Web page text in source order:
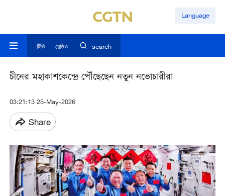
Language
টিভি রেডিও search
চীনের মহাকাশকেন্দ্রে পৌঁছেছেন নতুন নভোচারীরা
03:21:13 25-May-2026
Share